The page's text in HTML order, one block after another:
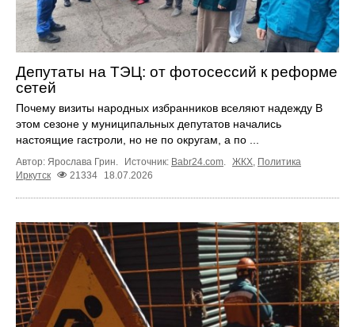
Депутаты на ТЭЦ: от фотосессий к реформе
сетей
Почему визиты народных избранников вселяют надежду В
этом сезоне у муниципальных депутатов начались
настоящие гастроли, но не по округам, а по ...
Автор: Ярослава Грин. Источник: Babr24.com ЖКХ Политика
Иркутск
21334 18.07.2026